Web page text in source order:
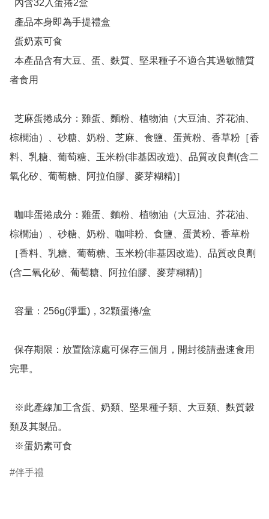
者食用
棕櫚油）、砂糖、奶粉、芝麻、食鹽、蛋黃粉、香草粉［香
料、乳糖、葡萄糖、玉米粉(非基因改造)、品質改良劑(含二
氧化矽、葡萄糖、阿拉伯膠、麥芽糊精)］
棕櫚油）、砂糖、奶粉、咖啡粉、食鹽、蛋黃粉、香草粉
［香料、乳糖、葡萄糖、玉米粉(非基因改造)、品質改良劑
(含二氧化矽、葡萄糖、阿拉伯膠、麥芽糊精)］
完畢。
類及其製品。
  ※蛋奶素可食
伴手禮